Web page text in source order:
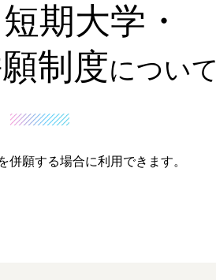
期大学・
制度につい
願する場合に利用できます。